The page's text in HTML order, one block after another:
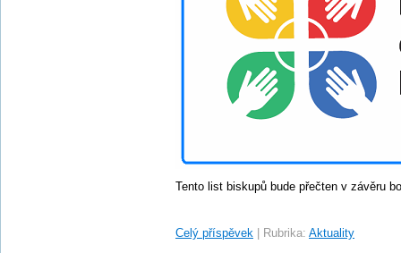
Tento list biskupů bude přečten v závěru
Celý příspěvek Rubrika: Aktuality